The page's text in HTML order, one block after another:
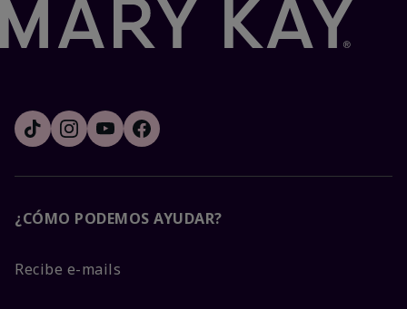
¿CÓMO PODEMOS AYUDAR?
Recibe e-mails